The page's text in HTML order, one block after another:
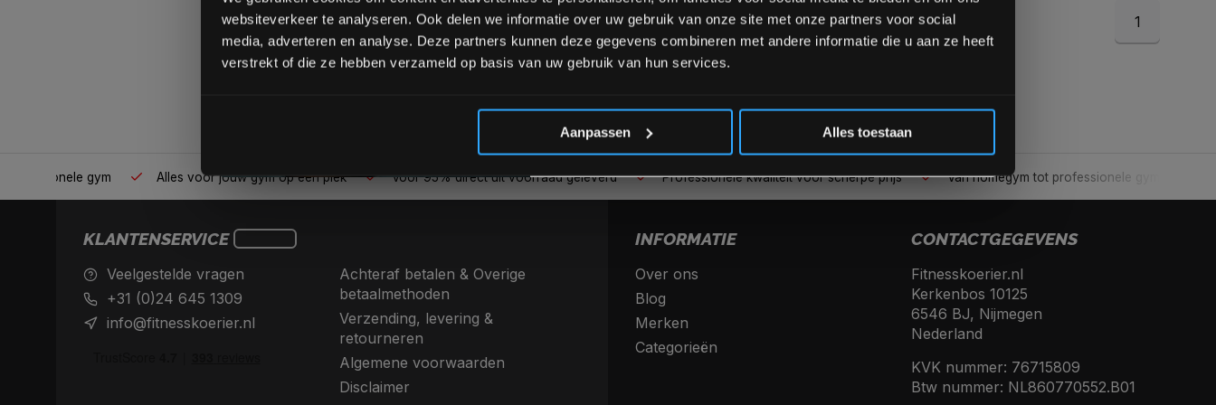
websiteverkeer te analyseren. Ook delen we informatie over uw gebruik van onze site met onze partners voor social
media, adverteren en analyse. Deze partners kunnen deze gegevens combineren met andere informatie die u aan ze heeft
verstrekt of die ze hebben verzameld op basis van uw gebruik van hun services.
Aanpassen Alles toestaan
1
gym Alles voor jouw gym op één plek Voor 95% direct uit voorraad geleverd Professionele kwaliteit voor scherpe prijs Van homegym tot professionele gym
KLANTENSERVICE
Veelgestelde vragen
+31 (0)24 645 1309
info@fitnesskoerier.nl
Achteraf betalen & Overige
betaalmethoden
Verzending, levering &
retourneren
Algemene voorwaarden
Disclaimer
INFORMATIE
Over ons
Blog
Merken
Categorieën
CONTACTGEGEVENS
Fitnesskoerier.nl
Kerkenbos 10125
6546 BJ, Nijmegen
Nederland
KVK nummer: 76715809
Btw nummer: NL860770552.B01
Inschrijven